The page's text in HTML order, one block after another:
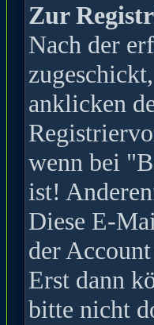
Zur
Nach der
anklicken
wenn bei
ist!
Diese E-
der
Erst dann
bitte nicht